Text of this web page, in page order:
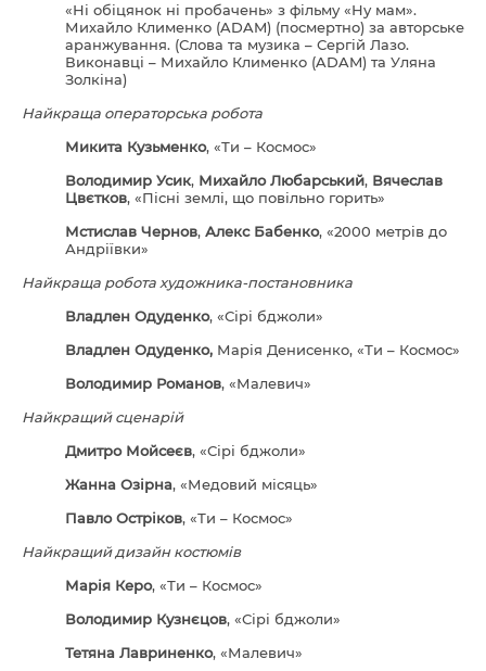
«Ні обіцянок ні пробачень» з фільму «Ну мам».
Михайло Клименко (ADAM) (посмертно) за авторське
аранжування. (Слова та музика – Сергій Лазо.
Виконавці – Михайло Клименко (ADAM) та Уляна
Золкіна)
Найкраща операторська робота
Микита Кузьменко, «Ти – Космос»
Володимир Усик, Михайло Любарський, Вячеслав
Цвєтков, «Пісні землі, що повільно горить»
Мстислав Чернов, Алекс Бабенко, «2000 метрів до
Андріївки»
Найкраща робота художника-постановника
Владлен Одуденко, «Сірі бджоли»
Владлен Одуденко, Марія Денисенко, «Ти – Космос»
Володимир Романов, «Малевич»
Найкращий сценарій
Дмитро Мойсеєв, «Сірі бджоли»
Жанна Озірна, «Медовий місяць»
Павло Остріков, «Ти – Космос»
Найкращий дизайн костюмів
Марія Керо, «Ти – Космос»
Володимир Кузнєцов, «Сірі бджоли»
Тетяна Лавриненко, «Малевич»